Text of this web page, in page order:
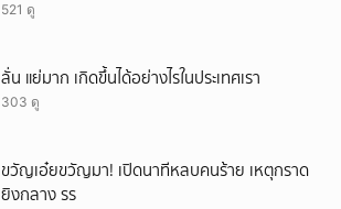
521 ดู
ลั่น แย่มาก เกิดขึ้นได้อย่างไรในประเทศเรา
303 ดู
ขวัญเอ๋ยขวัญมา! เปิดนาทีหลบคนร้าย เหตุกราด
ยิงกลาง รร